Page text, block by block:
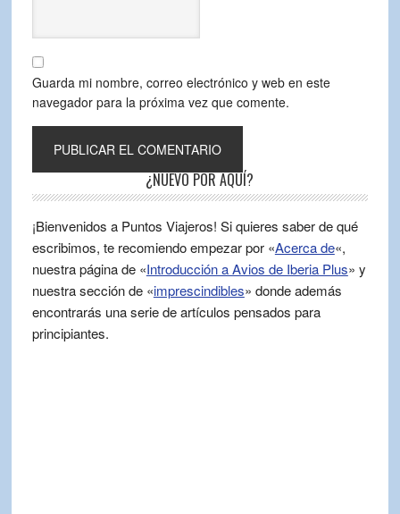
Guarda mi nombre, correo electrónico y web en este
navegador para la próxima vez que comente.
¿NUEVO POR AQUÍ?
¡Bienvenidos a Puntos Viajeros! Si quieres saber de qué
escribimos, te recomiendo empezar por «Acerca de«,
nuestra página de «Introducción a Avios de Iberia Plus» y
nuestra sección de «imprescindibles» donde además
encontrarás una serie de artículos pensados para
principiantes.